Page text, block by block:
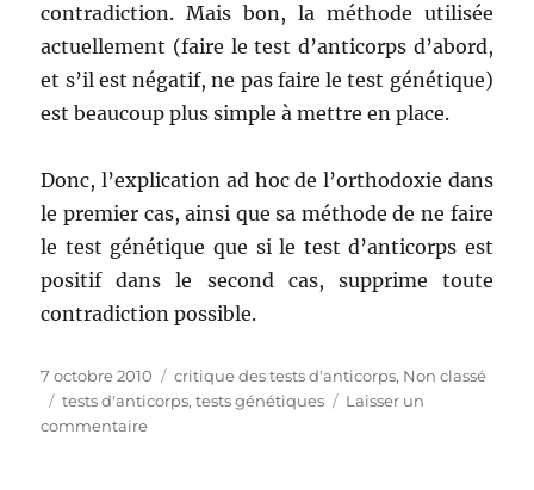
contradiction. Mais bon, la méthode utilisée
actuellement (faire le test d’anticorps d’abord,
et s’il est négatif, ne pas faire le test génétique)
est beaucoup plus simple à mettre en place.
Donc, l’explication ad hoc de l’orthodoxie dans
le premier cas, ainsi que sa méthode de ne faire
le test génétique que si le test d’anticorps est
positif dans le second cas, supprime toute
contradiction possible.
Publié
le
7 octobre 2010 Catégories
critique des tests d'anticorps, Non classé
Étiquettes
tests d'anticorps,tests génétiques
Laisser un
commentaire